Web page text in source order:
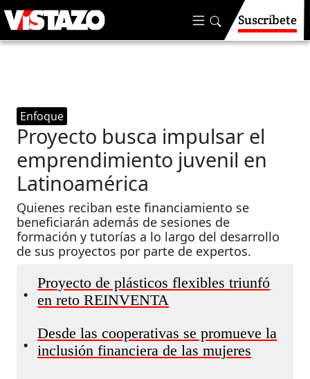
Suscríbete
Enfoque
Proyecto busca impulsar el
emprendimiento juvenil en
Latinoamérica
Quienes reciban este financiamiento se
beneficiarán además de sesiones de
formación y tutorías a lo largo del desarrollo
de sus proyectos por parte de expertos.
•
Proyecto de plásticos flexibles triunfó
en reto REINVENTA
•
Desde las cooperativas se promueve la
inclusión financiera de las mujeres